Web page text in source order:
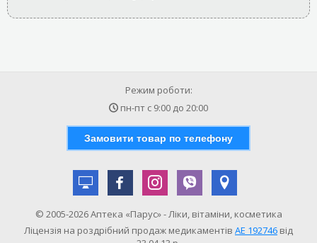
Режим роботи:
пн-пт с 9:00 до 20:00
Замовити товар по телефону
© 2005-2026 Аптека «Парус» - Ліки, вітаміни, косметика
Ліцензія на роздрібний продаж медикаментів АE 192746 від